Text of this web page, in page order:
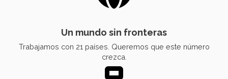
Un mundo sin fronteras
Trabajamos con 21 países. Queremos que este número
crezca.